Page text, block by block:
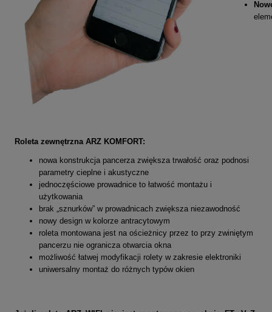
Roleta zewnętrzna ARZ KOMFORT:
nowa konstrukcja pancerza zwiększa trwałość oraz podnosi
parametry cieplne i akustyczne
jednoczęściowe prowadnice to łatwość montażu i
użytkowania
brak „sznurków” w prowadnicach zwiększa niezawodność
nowy design w kolorze antracytowym
roleta montowana jest na ościeżnicy przez to przy zwiniętym
pancerzu nie ogranicza otwarcia okna
możliwość łatwej modyfikacji rolety w zakresie elektroniki
uniwersalny montaż do różnych typów okien